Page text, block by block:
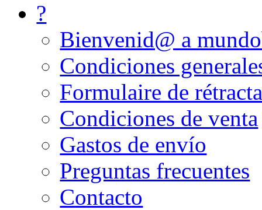
?
Bienvenid@ a
Condiciones
Formulaire de
Condiciones de venta
Gastos de envío
Preguntas frecuentes
Contacto